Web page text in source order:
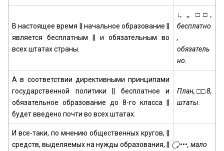
В настоящее время || начальное образование ||
является бесплатным || и обязательным во
всех штатах страны.
↓, ,, □□,
бесплатно
,
обязатель
но.
А в соответствии директивными принципами
государственной политики || бесплатное и
обязательное образование до 8-го класса ||
будет введено почти во всех штатах.
План, □□ 8,
штаты.
И все-таки, по мнению общественных кругов, ||
средств, выделяемых на нужды образования, ||
⃝, •••, мало